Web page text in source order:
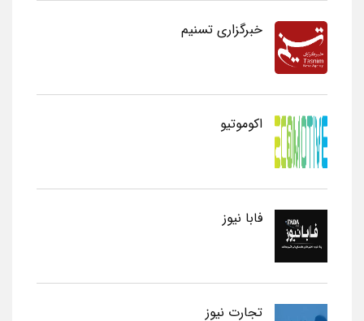
خبرگزاری تسنیم
اکوموتیو
فابا نیوز
تجارت نیوز